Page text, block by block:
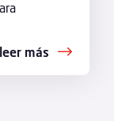
leer más